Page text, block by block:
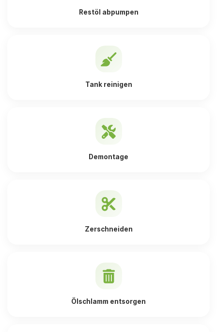
Restöl abpumpen
Tank reinigen
Demontage
Zerschneiden
Ölschlamm entsorgen